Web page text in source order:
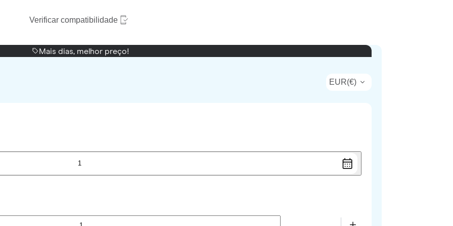
Verificar compatibilidade
Mais dias, melhor preço!
EUR(€)
1